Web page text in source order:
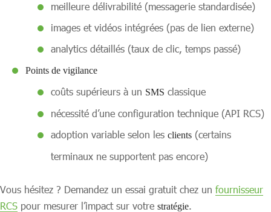
meilleure délivrabilité (messagerie standardisée)
images et vidéos intégrées (pas de lien externe)
analytics détaillés (taux de clic, temps passé)
Points de vigilance
coûts supérieurs à un SMS classique
nécessité d’une configuration technique (API RCS)
adoption variable selon les clients (certains
terminaux ne supportent pas encore)
Vous hésitez ? Demandez un essai gratuit chez un fournisseur
RCS pour mesurer l’impact sur votre stratégie.